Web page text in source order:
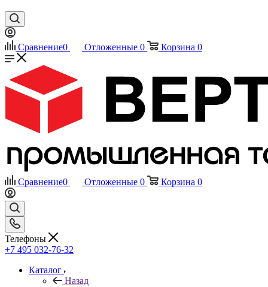
Сравнение0 Отложенные 0 Корзина 0
Сравнение0 Отложенные 0 Корзина 0
Телефоны
+7 495 032-76-32
Каталог
Назад